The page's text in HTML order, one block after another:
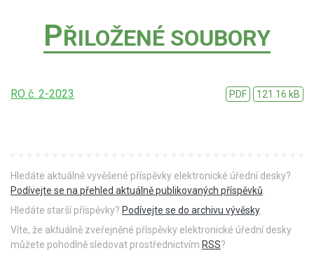
PŘILOŽENÉ SOUBORY
RO č. 2-2023 PDF 121.16 kB
Hledáte aktuálně vyvěšené příspěvky elektronické úřední desky?
Podívejte se na přehled aktuálně publikovaných příspěvků
Hledáte starší příspěvky? Podívejte se do archivu vývěsky.
Víte, že aktuálně zveřejněné příspěvky elektronické úřední desky
můžete pohodlně sledovat prostřednictvím RSS?